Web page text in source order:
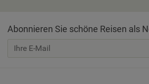
Abonnieren Sie schöne Reisen als